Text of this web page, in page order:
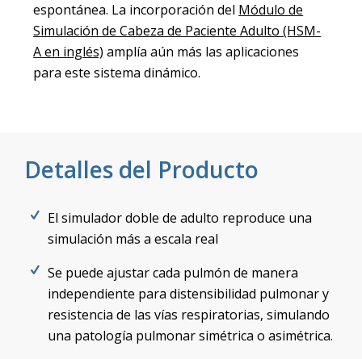
espontánea. La incorporación del Módulo de
Simulación de Cabeza de Paciente Adulto (HSM-
A en inglés) amplía aún más las aplicaciones
para este sistema dinámico.
Detalles del Producto
El simulador doble de adulto reproduce una
simulación más a escala real
Se puede ajustar cada pulmón de manera
independiente para distensibilidad pulmonar y
resistencia de las vías respiratorias, simulando
una patología pulmonar simétrica o asimétrica.